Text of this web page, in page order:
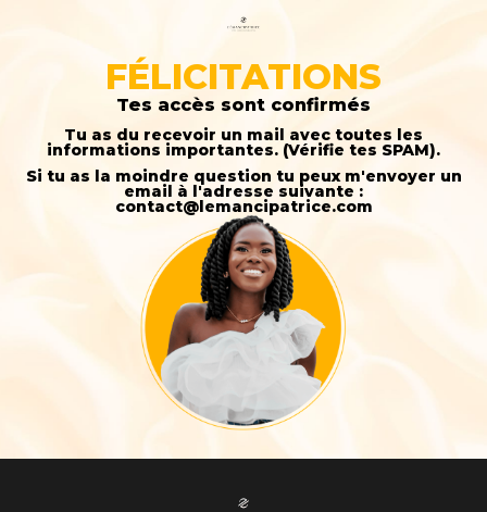
FÉLICITATIONS
Tes accès sont confirmés
Tu as du recevoir un mail avec toutes les
informations importantes. (Vérifie tes SPAM).
Si tu as la moindre question tu peux m'envoyer un
email à l'adresse suivante :
contact@lemancipatrice.com